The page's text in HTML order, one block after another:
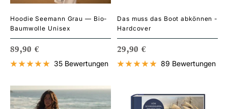
Hoodie Seemann Grau — Bio-
Baumwolle Unisex
ANGEBOTSPREIS
89,90 €
35 Bewertungen
Das muss das Boot abkönnen -
Hardcover
ANGEBOTSPREIS
29,90 €
89 Bewertungen